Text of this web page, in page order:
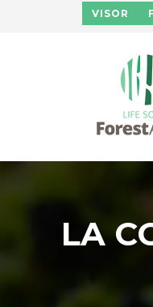
Pasar al contenido principal
VISOR
LA